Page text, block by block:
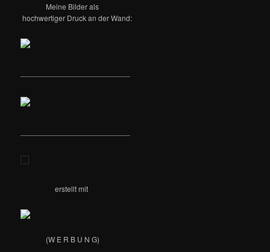
Meine Bilder als
hochwertiger Druck an der Wand:
erstellt mit
(W E R B U N G)